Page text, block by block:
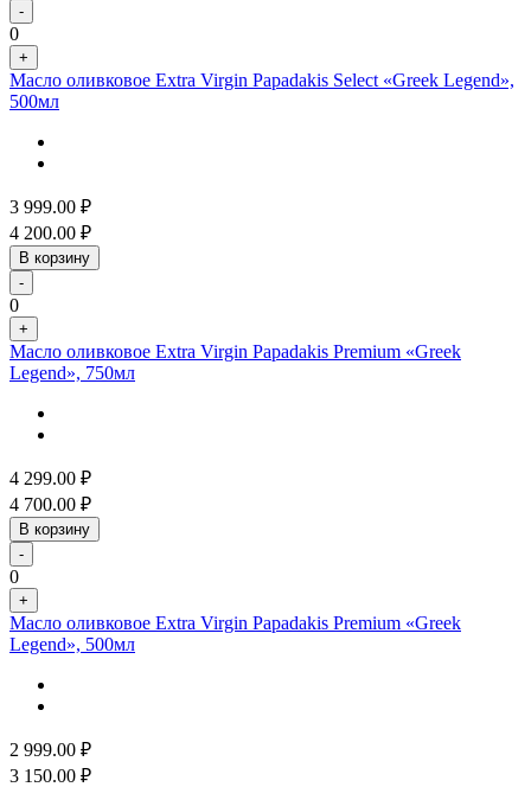
-
0
+
Масло оливковое Extra Virgin Papadakis Select «Greek Legend»,
500мл
3 999.00 ₽
4 200.00 ₽
В корзину
-
0
+
Масло оливковое Extra Virgin Papadakis Premium «Greek
Legend», 750мл
4 299.00 ₽
4 700.00 ₽
В корзину
-
0
+
Масло оливковое Extra Virgin Papadakis Premium «Greek
Legend», 500мл
2 999.00 ₽
3 150.00 ₽